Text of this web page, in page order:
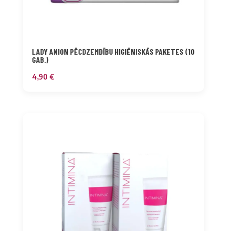
LADY ANION PĒCDZEMDĪBU HIGIĒNISKĀS PAKETES (10
GAB.)
4,90 €